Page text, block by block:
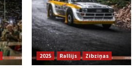
2025 Rallijs Zibziņas